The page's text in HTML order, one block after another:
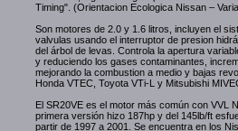
Timing". (Orientacion Ecologica Nissan –
Son motores de 2.0 y 1.6 litros, incluyen el
valvulas usando el interruptor de presion
del árbol de levas. Controla la apertura
y reduciendo los gases contaminantes,
mejorando la combustion a medio y bajas
Honda VTEC, Toyota VTi-L y Mitsubishi
El SR20VE es el motor más común con VVL
primera versión hizo 187hp y del 145lb/ft
partir de 1997 a 2001. Se encuentra en los